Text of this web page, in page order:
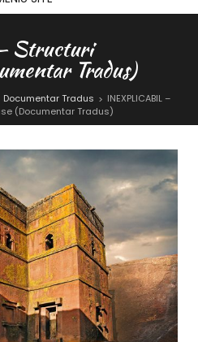
Structuri
Tradus)
Documentar Tradus > INEXPLICABIL –
(Documentar Tradus)